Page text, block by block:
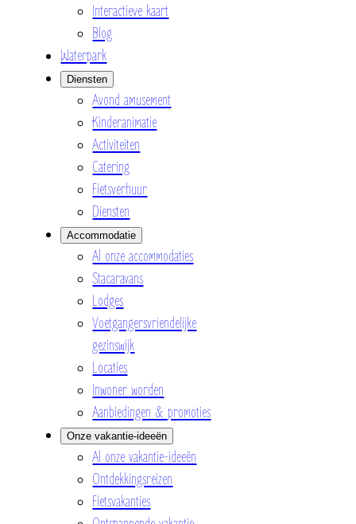
Interactieve kaart
Blog
Waterpark
Diensten
Avond amusement
Kinderanimatie
Activiteiten
Catering
Fietsverhuur
Diensten
Accommodatie
Al onze accommodaties
Stacaravans
Lodges
Voetgangersvriendelijke
gezinswijk
Locaties
Inwoner worden
Aanbiedingen & promoties
Onze vakantie-ideeën
Al onze vakantie-ideeën
Ontdekkingsreizen
Fietsvakanties